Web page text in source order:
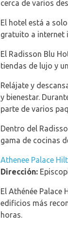
cerca de varios
El hotel está a
gratuito a internet
El Radisson Blu
tiendas de lujo y
Relájate y
y bienestar.
parte de varios
Dentro del
gama de cocinas
Athenee Palace
Dirección:
El Athénée Palace
edificios más
horas.